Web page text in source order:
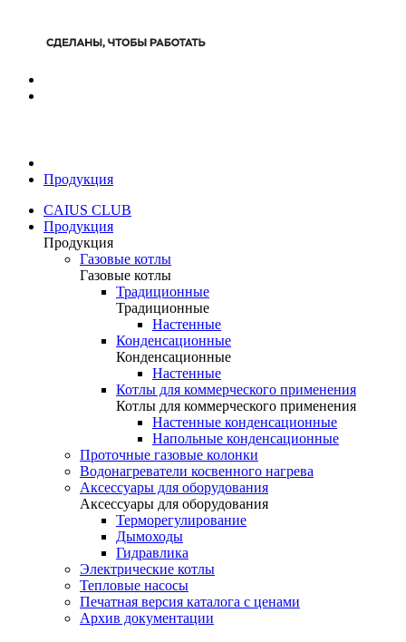
Продукция
CAIUS CLUB
Продукция
Продукция
Газовые котлы
Газовые котлы
Традиционные
Традиционные
Настенные
Конденсационные
Конденсационные
Настенные
Котлы для коммерческого применения
Котлы для коммерческого применения
Настенные конденсационные
Напольные конденсационные
Проточные газовые колонки
Водонагреватели косвенного нагрева
Аксессуары для оборудования
Аксессуары для оборудования
Терморегулирование
Дымоходы
Гидравлика
Электрические котлы
Тепловые насосы
Печатная версия каталога с ценами
Архив документации